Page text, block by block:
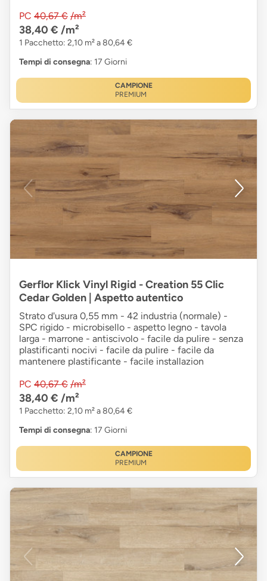
PC 40,67 € /m²
38,40 € /m²
1 Pacchetto: 2,10 m² a 80,64 €
Tempi di consegna: 17 Giorni
CAMPIONE
PREMIUM
Gerflor Klick Vinyl Rigid - Creation 55 Clic
Cedar Golden | Aspetto autentico
Strato d'usura 0,55 mm - 42 industria (normale) -
SPC rigido - microbisello - aspetto legno - tavola
larga - marrone - antiscivolo - facile da pulire - senza
plastificanti nocivi - facile da pulire - facile da
mantenere plastificante - facile installazion
PC 40,67 € /m²
38,40 € /m²
1 Pacchetto: 2,10 m² a 80,64 €
Tempi di consegna: 17 Giorni
CAMPIONE
PREMIUM